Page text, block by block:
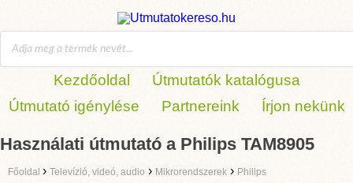
Kezdőoldal
Útmutatók katalógusa
Útmutató igénylése
Partnereink Írjon nekünk
Használati útmutató a Philips TAM8905
Főoldal › Televízió, videó, audio › Mikrorendszerek › Philips